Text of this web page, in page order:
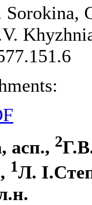
Sorokina,
асп., 2
1Л.